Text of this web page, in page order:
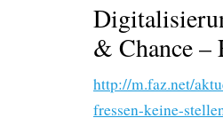
& Chance –
http://m.faz.net/
fressen-keine-